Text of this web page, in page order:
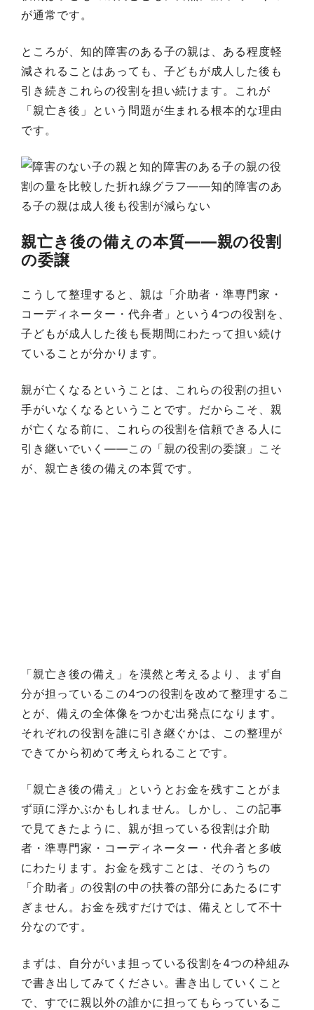
が通常です。
ところが、知的障害のある子の親は、ある程度軽
減されることはあっても、子どもが成人した後も
引き続きこれらの役割を担い続けます。これが
「親亡き後」という問題が生まれる根本的な理由
です。
親亡き後の備えの本質——親の役割
の委譲
こうして整理すると、親は「介助者・準専門家・
コーディネーター・代弁者」という4つの役割を、
子どもが成人した後も長期間にわたって担い続け
ていることが分かります。
親が亡くなるということは、これらの役割の担い
手がいなくなるということです。だからこそ、親
が亡くなる前に、これらの役割を信頼できる人に
引き継いでいく——この「親の役割の委譲」こそ
が、親亡き後の備えの本質です。
「親亡き後の備え」を漠然と考えるより、まず自
分が担っているこの4つの役割を改めて整理するこ
とが、備えの全体像をつかむ出発点になります。
それぞれの役割を誰に引き継ぐかは、この整理が
できてから初めて考えられることです。
「親亡き後の備え」というとお金を残すことがま
ず頭に浮かぶかもしれません。しかし、この記事
で見てきたように、親が担っている役割は介助
者・準専門家・コーディネーター・代弁者と多岐
にわたります。お金を残すことは、そのうちの
「介助者」の役割の中の扶養の部分にあたるにす
ぎません。お金を残すだけでは、備えとして不十
分なのです。
まずは、自分がいま担っている役割を4つの枠組み
で書き出してみてください。書き出していくこと
で、すでに親以外の誰かに担ってもらっているこ